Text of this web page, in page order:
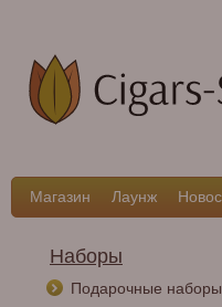
Магазин Лаунж
Наборы
Подарочные наборы